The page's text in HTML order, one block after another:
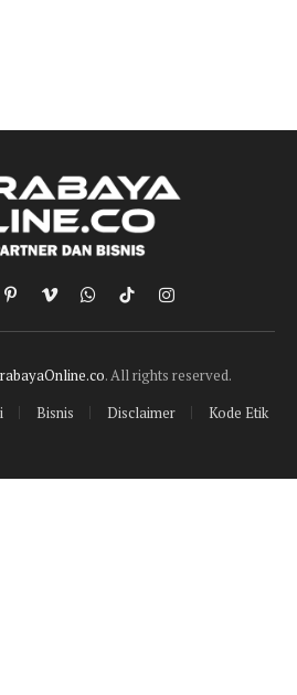
PinterestVimeoWhatsApp
TikTokInstagram
. All rights reserved.
Bisnis Disclaimer Kode Etik